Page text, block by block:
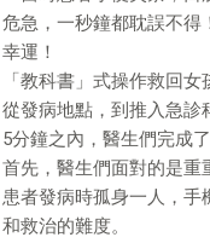
危急，一秒鐘都耽誤不得
幸運！
「教科書」式操作救回女
從發病地點，到推入急診
5分鐘之內，醫生們完成
首先，醫生們面對的是重
患者發病時孤身一人，
和救治的難度。